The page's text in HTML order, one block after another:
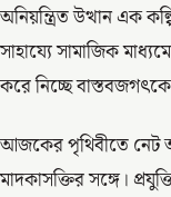
অনিয়ন্ত্রিত উত্থান এক
সাহায্যে সামাজিক
করে নিচ্ছে
আজকের পৃথিবীতে নেট
মাদকাসক্তির সঙ্গে।